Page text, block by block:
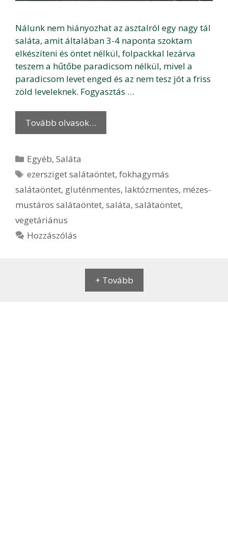
Nálunk nem hiányozhat az asztalról egy nagy tál
saláta, amit általában 3-4 naponta szoktam
elkészíteni és öntet nélkül, folpackkal lezárva
teszem a hűtőbe paradicsom nélkül, mivel a
paradicsom levet enged és az nem tesz jót a friss
zöld leveleknek. Fogyasztás …
Tovább olvasok…
Kategória
Egyéb,Saláta
Címkék
ezersziget salátaöntet,fokhagymás
salátaöntet, gluténmentes, laktózmentes, mézes-
mustáros salátaöntet, saláta, salátaöntet,
vegetáriánus
Hozzászólás
+ Tovább